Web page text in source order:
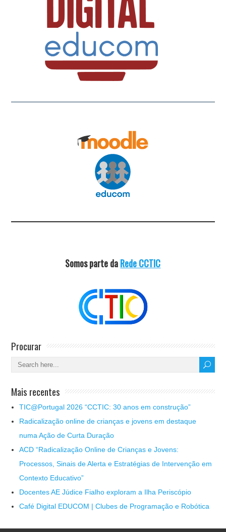
Somos parte daRede CCTIC
Procurar
Mais recentes
TIC@Portugal 2026 “CCTIC: 30 anos em construção”
Radicalização online de crianças e jovens em destaque
numa Ação de Curta Duração
ACD “Radicalização Online de Crianças e Jovens:
Processos, Sinais de Alerta e Estratégias de Intervenção em
Contexto Educativo”
Docentes AE Júdice Fialho exploram a Ilha Periscópio
Café Digital EDUCOM | Clubes de Programação e Robótica